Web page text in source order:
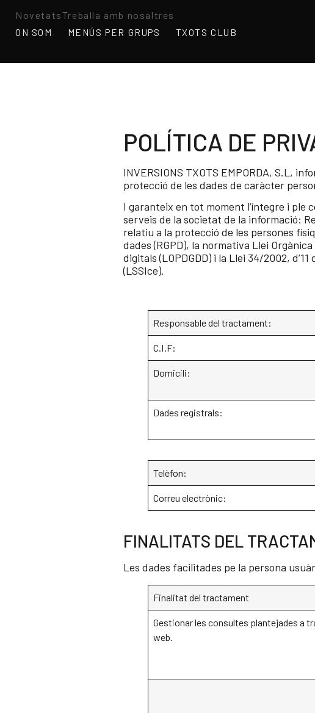
NovetatsTreballa amb nosaltres
ON SOM MENÚS PER GRUPS TXOTS CLUB
POLÍTICA DE
INVERSIONS TXOTS EMPORDA, S.L,
protecció de les dades de caràcter
I garanteix en tot moment l’íntegre i ple
serveis de la societat de la informació:
relatiu a la protecció de les persones
dades (RGPD), la normativa Llei
digitals (LOPDGDD) i la Llei 34/2002,
(LSSIce).
Responsable del tractament:
C.I.F:
Domicili:
Dades registrals:
Telèfon:
Correu electrònic:
FINALITATS DEL
Les dades facilitades pe la persona
Finalitat del tractament
Gestionar les consultes plantejades a
web.